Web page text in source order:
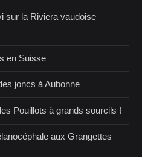
sur la Riviera vaudoise
en Suisse
joncs à Aubonne
Pouillots à grands sourcils !
aux Grangettes